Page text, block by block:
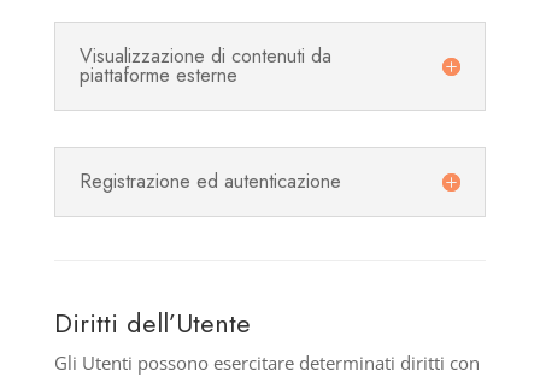
Visualizzazione di contenuti da
piattaforme esterne
Registrazione ed autenticazione
Diritti dell’Utente
Gli Utenti possono esercitare determinati diritti con